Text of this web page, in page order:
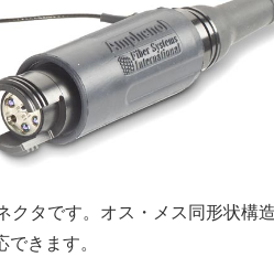
タです。オス・メス同形状構
きます。